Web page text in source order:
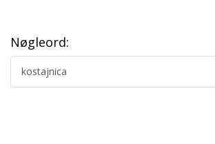
Nøgleord:
kostajnica